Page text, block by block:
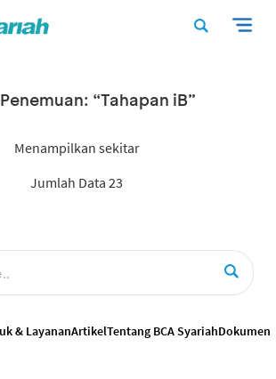
“Tahapan iB”
Menampilkan sekitar
Jumlah Data 23
& LayananArtikelTentang BCA SyariahDokumen